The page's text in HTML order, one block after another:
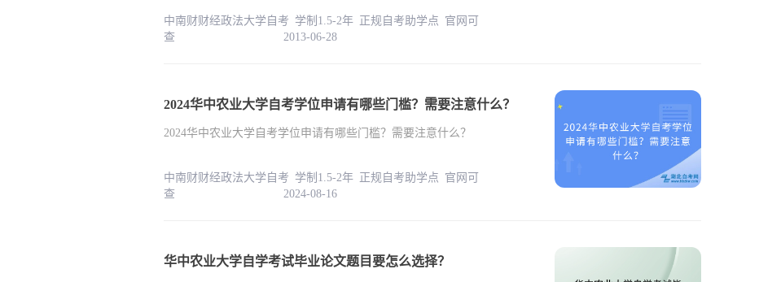
中南财财经政法大学自考 学制1.5-2年 正规自考助学点 官网可
查 2013-06-28
2024华中农业大学自考学位申请有哪些门槛？需要注意什么？
2024华中农业大学自考学位申请有哪些门槛？需要注意什么？
中南财财经政法大学自考 学制1.5-2年 正规自考助学点 官网可
查 2024-08-16
华中农业大学自学考试毕业论文题目要怎么选择？